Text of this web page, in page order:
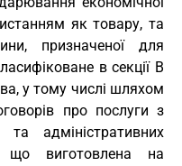
як товару, та
призначеної для
в секції В
у тому числі шляхом
про послуги з
адміністративних
що виготовлена на